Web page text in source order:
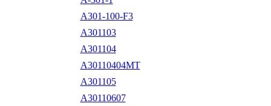
A301-100-F3
A301103
A301104
A30110404MT
A301105
A30110607